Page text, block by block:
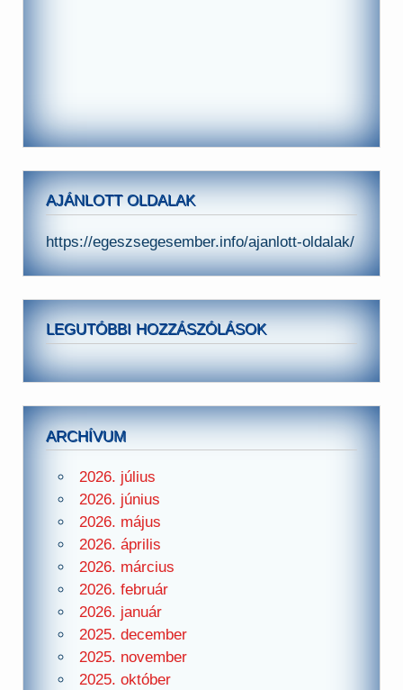
AJÁNLOTT OLDALAK
https://egeszsegesember.info/ajanlott-oldalak/
LEGUTÓBBI HOZZÁSZÓLÁSOK
ARCHÍVUM
2026. július
2026. június
2026. május
2026. április
2026. március
2026. február
2026. január
2025. december
2025. november
2025. október